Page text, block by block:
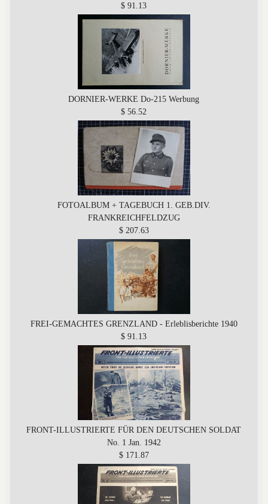
$ 91.13
DORNIER-WERKE Do-215 Werbung
$ 56.52
FOTOALBUM + TAGEBUCH 1. GEB.DIV.
FRANKREICHFELDZUG
$ 207.63
FREI-GEMACHTES GRENZLAND - Erleblisberichte 1940
$ 91.13
FRONT-ILLUSTRIERTE FÜR DEN DEUTSCHEN SOLDAT
No. 1 Jan. 1942
$ 171.87